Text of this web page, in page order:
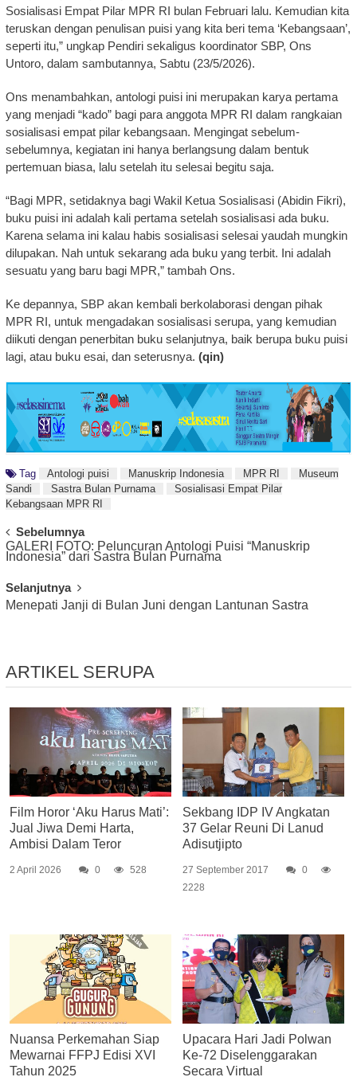
Sosialisasi Empat Pilar MPR RI bulan Februari lalu. Kemudian kita
teruskan dengan penulisan puisi yang kita beri tema ‘Kebangsaan’,
seperti itu,” ungkap Pendiri sekaligus koordinator SBP, Ons
Untoro, dalam sambutannya, Sabtu (23/5/2026).
Ons menambahkan, antologi puisi ini merupakan karya pertama
yang menjadi “kado” bagi para anggota MPR RI dalam rangkaian
sosialisasi empat pilar kebangsaan. Mengingat sebelum-
sebelumnya, kegiatan ini hanya berlangsung dalam bentuk
pertemuan biasa, lalu setelah itu selesai begitu saja.
“Bagi MPR, setidaknya bagi Wakil Ketua Sosialisasi (Abidin Fikri),
buku puisi ini adalah kali pertama setelah sosialisasi ada buku.
Karena selama ini kalau habis sosialisasi selesai yaudah mungkin
dilupakan. Nah untuk sekarang ada buku yang terbit. Ini adalah
sesuatu yang baru bagi MPR,” tambah Ons.
Ke depannya, SBP akan kembali berkolaborasi dengan pihak
MPR RI, untuk mengadakan sosialisasi serupa, yang kemudian
diikuti dengan penerbitan buku selanjutnya, baik berupa buku puisi
lagi, atau buku esai, dan seterusnya. (qin)
Tag Antologi puisi Manuskrip Indonesia MPR RI
Museum
Sandi
Sastra Bulan Purnama
Sosialisasi Empat Pilar
Kebangsaan MPR RI
Post
Navigation
Sebelumnya
GALERI FOTO: Peluncuran Antologi Puisi “Manuskrip
Indonesia” dari Sastra Bulan Purnama
Selanjutnya
Menepati Janji di Bulan Juni dengan Lantunan Sastra
ARTIKEL SERUPA
Film Horor ‘Aku Harus Mati’:
Jual Jiwa Demi Harta,
Ambisi Dalam Teror
2 April 2026 0 528
Sekbang IDP IV Angkatan
37 Gelar Reuni Di Lanud
Adisutjipto
27 September 2017
0
2228
Nuansa Perkemahan Siap
Mewarnai FFPJ Edisi XVI
Tahun 2025
Upacara Hari Jadi Polwan
Ke-72 Diselenggarakan
Secara Virtual